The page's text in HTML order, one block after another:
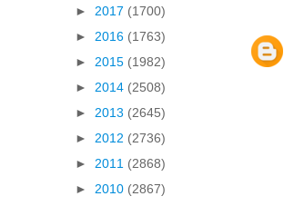
► 2017 (1700)
► 2016 (1763)
► 2015 (1982)
► 2014 (2508)
► 2013 (2645)
► 2012 (2736)
► 2011 (2868)
► 2010 (2867)